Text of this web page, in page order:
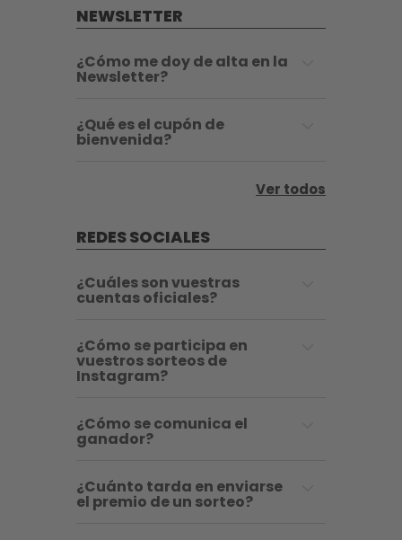
NEWSLETTER
¿Cómo me doy de alta en la
Newsletter?
¿Qué es el cupón de
bienvenida?
Ver todos
REDES SOCIALES
¿Cuáles son vuestras
cuentas oficiales?
¿Cómo se participa en
vuestros sorteos de
Instagram?
¿Cómo se comunica el
ganador?
¿Cuánto tarda en enviarse
el premio de un sorteo?